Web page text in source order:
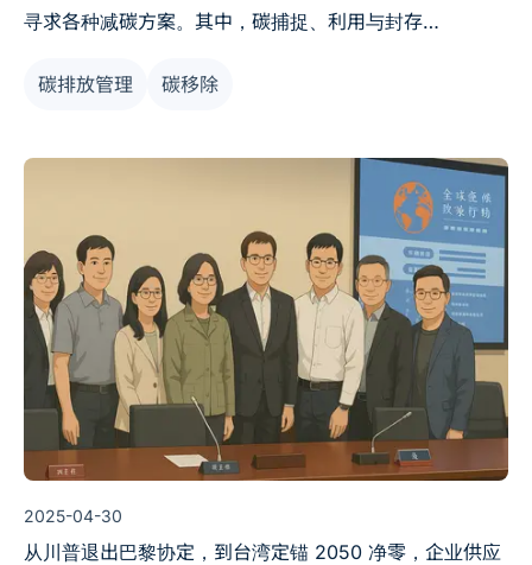
寻求各种减碳方案。其中，碳捕捉、利用与封存
减碳战略的一环。然而，这项技术的争议日益升温，若企
风险。
碳排放管理 碳移除
2025-04-30
从川普退出巴黎协定，到台湾定锚 2050 净零，企业供应